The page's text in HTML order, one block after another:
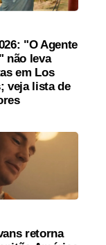
"O Agente
não leva
em Los
veja lista de
retorna